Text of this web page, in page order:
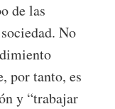
de las
No
por tanto, es
y “trabajar